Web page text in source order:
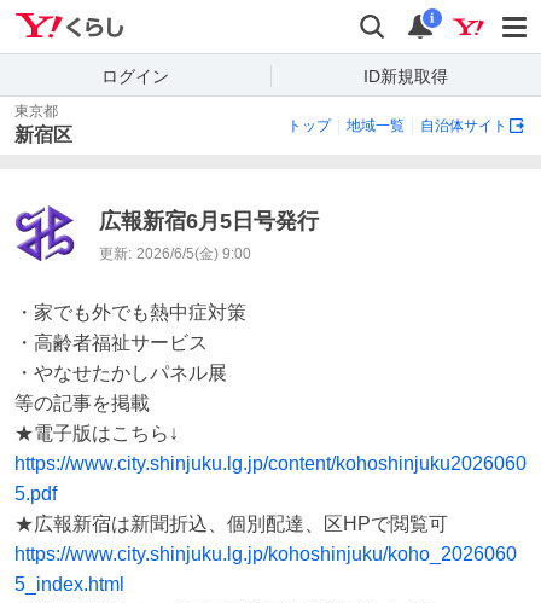
検索 通知
i
ログイン ID新規取得
東京都
新宿区 トップ 地域一覧 自治体サイト
広報新宿6月5日号発行
更新: 2026/6/5(金) 9:00
・家でも外でも熱中症対策
・高齢者福祉サービス
・やなせたかしパネル展
等の記事を掲載
https://www.city.shinjuku.lg.jp/content/kohoshinjuku2026060
5.pdf
https://www.city.shinjuku.lg.jp/kohoshinjuku/koho_2026060
5_index.html